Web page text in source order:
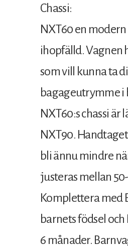
Chassi:
NXT60 en
ihopfälld. Vagnen
som vill kunna ta
bagageutrymme i
NXT60:s chassi
NXT90.
bli ännu mindre
justeras mellan
Komplettera med
barnets födsel
6 månader.